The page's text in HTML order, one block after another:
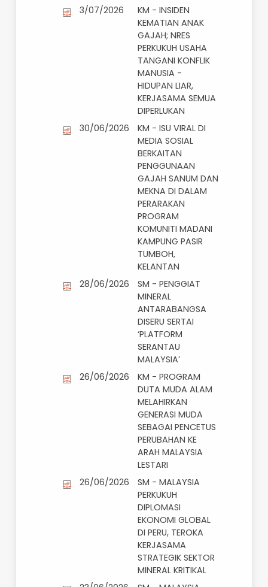
8/07/2026
KM - MTPIN
PERKUKUH
TINDAKAN IKLIM
NEGARA, TIGA
PELAN STRATEGIK
SOKONG NDC 3.0
MALAYSIA
DIBENTANG
3/07/2026 KM - INSIDEN
KEMATIAN ANAK
GAJAH; NRES
PERKUKUH USAHA
TANGANI KONFLIK
MANUSIA -
HIDUPAN LIAR,
KERJASAMA SEMUA
DIPERLUKAN
30/06/2026
KM - ISU VIRAL DI
MEDIA SOSIAL
BERKAITAN
PENGGUNAAN
GAJAH SANUM DAN
MEKNA DI DALAM
PERARAKAN
PROGRAM
KAMPUNG PASIR
TUMBOH,
KELANTAN
28/06/2026 SM - PENGGIAT
MINERAL
ANTARABANGSA
DISERU SERTAI
‘PLATFORM
SERANTAU
MALAYSIA’
26/06/2026
KM - PROGRAM
DUTA MUDA ALAM
MELAHIRKAN
GENERASI MUDA